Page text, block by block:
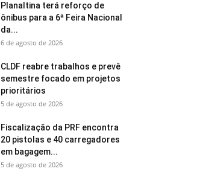
Planaltina terá reforço de
ônibus para a 6ª Feira Nacional
da...
6 de agosto de 2026
CLDF reabre trabalhos e prevê
semestre focado em projetos
prioritários
5 de agosto de 2026
Fiscalização da PRF encontra
20 pistolas e 40 carregadores
em bagagem...
5 de agosto de 2026